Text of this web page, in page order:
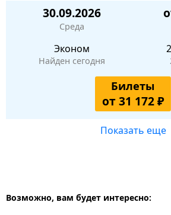
30.09.2026
Среда
Эконом
Найден сегодня
Билеты
от 31 172 ₽
Показать еще
Возможно, вам будет интересно: